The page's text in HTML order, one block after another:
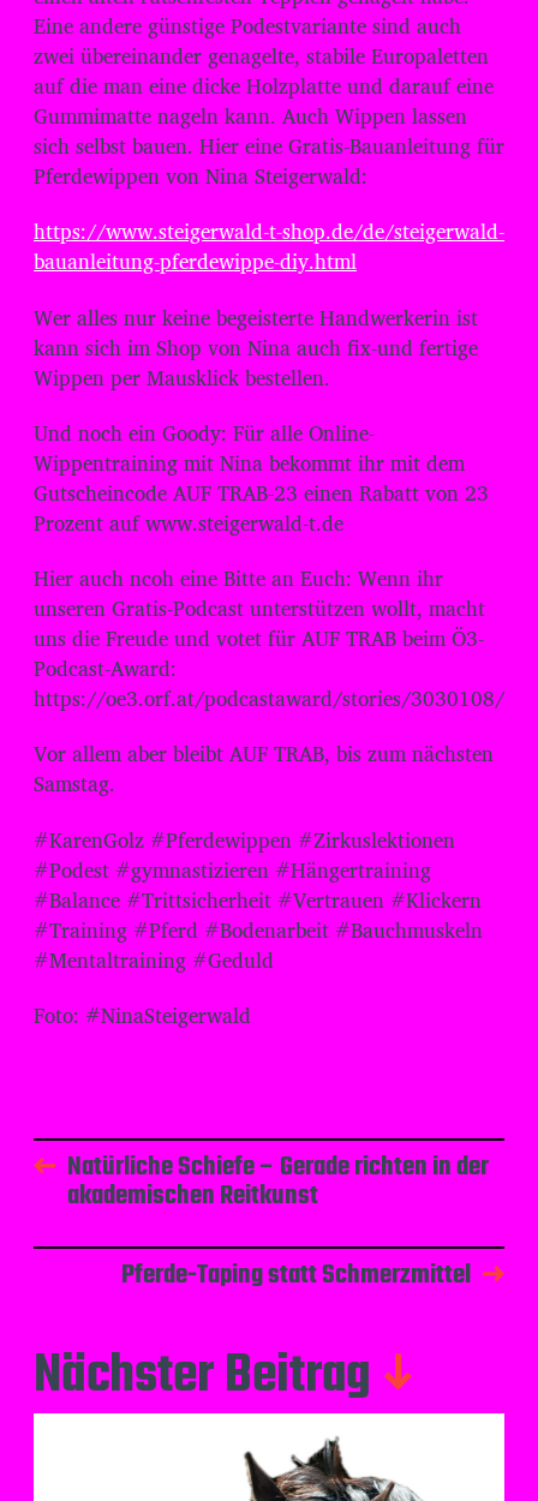
Eine andere günstige Podestvariante sind auch
zwei übereinander genagelte, stabile Europaletten
auf die man eine dicke Holzplatte und darauf eine
Gummimatte nageln kann. Auch Wippen lassen
sich selbst bauen. Hier eine Gratis-Bauanleitung für
Pferdewippen von Nina Steigerwald:
https://www.steigerwald-t-shop.de/de/steigerwald-
bauanleitung-pferdewippe-diy.html
Wer alles nur keine begeisterte Handwerkerin ist
kann sich im Shop von Nina auch fix-und fertige
Wippen per Mausklick bestellen.
Und noch ein Goody: Für alle Online-
Wippentraining mit Nina bekommt ihr mit dem
Gutscheincode AUF TRAB-23 einen Rabatt von 23
Prozent auf www.steigerwald-t.de
Hier auch ncoh eine Bitte an Euch: Wenn ihr
unseren Gratis-Podcast unterstützen wollt, macht
uns die Freude und votet für AUF TRAB beim Ö3-
Podcast-Award:
https://oe3.orf.at/podcastaward/stories/3030108/
Vor allem aber bleibt AUF TRAB, bis zum nächsten
Samstag.
#KarenGolz #Pferdewippen #Zirkuslektionen
#Podest #gymnastizieren #Hängertraining
#Balance #Trittsicherheit #Vertrauen #Klickern
#Training #Pferd #Bodenarbeit #Bauchmuskeln
#Mentaltraining #Geduld
Foto: #NinaSteigerwald
Natürliche Schiefe – Gerade richten in der
akademischen Reitkunst
Pferde-Taping statt Schmerzmittel
Nächster Beitrag